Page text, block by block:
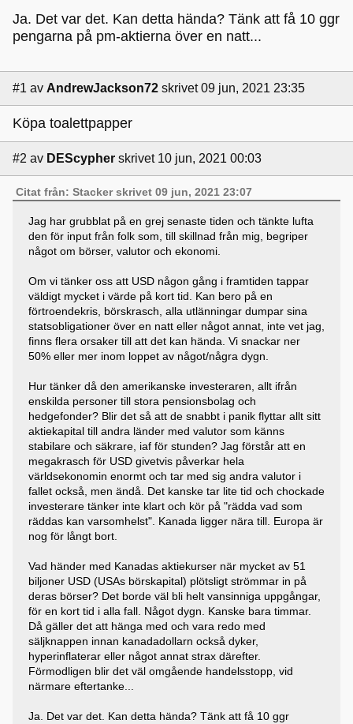
Ja. Det var det. Kan detta hända? Tänk att få 10 ggr
pengarna på pm-aktierna över en natt...
#1 av AndrewJackson72 skrivet 09 jun, 2021 23:35
Köpa toalettpapper
#2 av DEScypher skrivet 10 jun, 2021 00:03
Citat från: Stacker skrivet 09 jun, 2021 23:07
Jag har grubblat på en grej senaste tiden och tänkte lufta
den för input från folk som, till skillnad från mig, begriper
något om börser, valutor och ekonomi.
Om vi tänker oss att USD någon gång i framtiden tappar
väldigt mycket i värde på kort tid. Kan bero på en
förtroendekris, börskrasch, alla utlänningar dumpar sina
statsobligationer över en natt eller något annat, inte vet jag,
finns flera orsaker till att det kan hända. Vi snackar ner
50% eller mer inom loppet av något/några dygn.
Hur tänker då den amerikanske investeraren, allt ifrån
enskilda personer till stora pensionsbolag och
hedgefonder? Blir det så att de snabbt i panik flyttar allt sitt
aktiekapital till andra länder med valutor som känns
stabilare och säkrare, iaf för stunden? Jag förstår att en
megakrasch för USD givetvis påverkar hela
världsekonomin enormt och tar med sig andra valutor i
fallet också, men ändå. Det kanske tar lite tid och chockade
investerare tänker inte klart och kör på "rädda vad som
räddas kan varsomhelst". Kanada ligger nära till. Europa är
nog för långt bort.
Vad händer med Kanadas aktiekurser när mycket av 51
biljoner USD (USAs börskapital) plötsligt strömmar in på
deras börser? Det borde väl bli helt vansinniga uppgångar,
för en kort tid i alla fall. Något dygn. Kanske bara timmar.
Då gäller det att hänga med och vara redo med
säljknappen innan kanadadollarn också dyker,
hyperinflaterar eller något annat strax därefter.
Förmodligen blir det väl omgående handelsstopp, vid
närmare eftertanke...
Ja. Det var det. Kan detta hända? Tänk att få 10 ggr